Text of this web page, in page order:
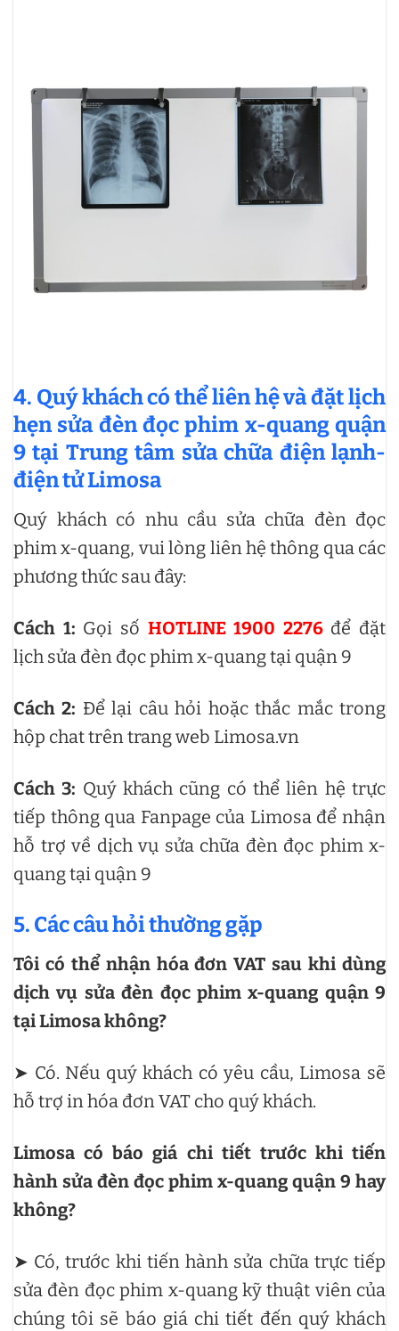
4. Quý khách có thể liên hệ và đặt lịch
hẹn sửa đèn đọc phim x-quang quận
9 tại Trung tâm sửa chữa điện lạnh-
điện tử Limosa
Quý khách có nhu cầu sửa chữa đèn đọc
phim x-quang, vui lòng liên hệ thông qua các
phương thức sau đây:
Cách 1: Gọi số HOTLINE 1900 2276để đặt
lịch sửa đèn đọc phim x-quang tại quận 9
Cách 2: Để lại câu hỏi hoặc thắc mắc trong
hộp chat trên trang web Limosa.vn
Cách 3: Quý khách cũng có thể liên hệ trực
tiếp thông qua Fanpage của Limosa để nhận
hỗ trợ về dịch vụ sửa chữa đèn đọc phim x-
quang tại quận 9
5. Các câu hỏi thường gặp
Tôi có thể nhận hóa đơn VAT sau khi dùng
dịch vụ sửa đèn đọc phim x-quang quận 9
tại Limosa không?
➤ Có. Nếu quý khách có yêu cầu, Limosa sẽ
hỗ trợ in hóa đơn VAT cho quý khách.
Limosa có báo giá chi tiết trước khi tiến
hành sửa đèn đọc phim x-quang quận 9 hay
không?
➤ Có, trước khi tiến hành sửa chữa trực tiếp
sửa đèn đọc phim x-quang kỹ thuật viên của
chúng tôi sẽ báo giá chi tiết đến quý khách